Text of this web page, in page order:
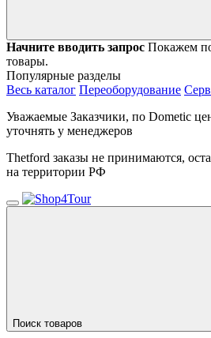
Начните вводить запрос Покажем
товары.
Популярные разделы
Весь каталог Переоборудование
Уважаемые Заказчики, по Dometic
уточнять у менеджеров
Thetford заказы не принимаются,
на территории РФ
Поиск товаров